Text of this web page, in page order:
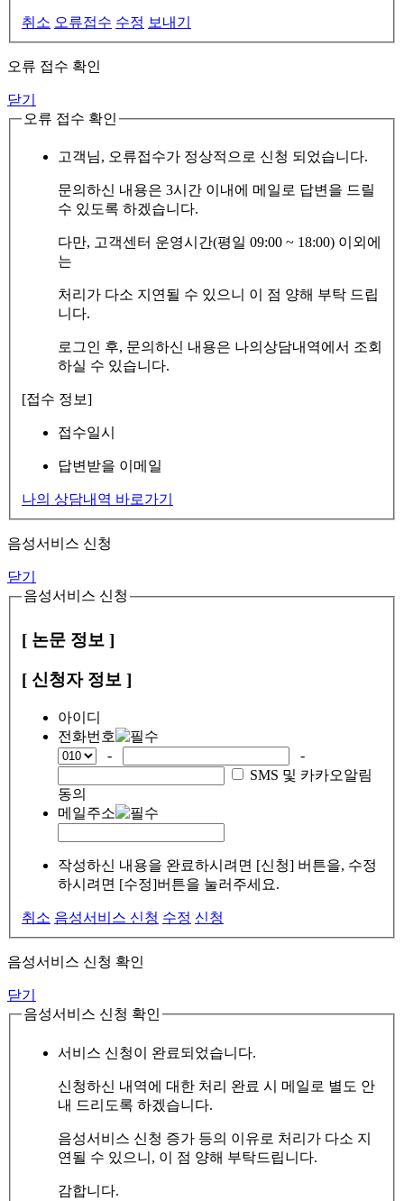
취소 오류접수 수정 보내기
오류 접수 확인
닫기
오류 접수 확인
고객님, 오류접수가 정상적으로 신청 되었습니다.
문의하신 내용은 3시간 이내에 메일로 답변을 드릴
수 있도록 하겠습니다.
다만, 고객센터 운영시간(평일 09:00 ~ 18:00) 이외에
는
처리가 다소 지연될 수 있으니 이 점 양해 부탁 드립
니다.
로그인 후, 문의하신 내용은 나의상담내역에서 조회
하실 수 있습니다.
[접수 정보]
접수일시
답변받을 이메일
나의 상담내역 바로가기
음성서비스 신청
닫기
음성서비스 신청
[ 논문 정보 ]
[ 신청자 정보 ]
아이디
전화번호
-
-
SMS 및 카카오알림
동의
메일주소
작성하신 내용을 완료하시려면 [신청] 버튼을, 수정
하시려면 [수정]버튼을 눌러주세요.
취소 음성서비스 신청 수정 신청
음성서비스 신청 확인
닫기
음성서비스 신청 확인
서비스 신청이 완료되었습니다.
신청하신 내역에 대한 처리 완료 시 메일로 별도 안
내 드리도록 하겠습니다.
음성서비스 신청 증가 등의 이유로 처리가 다소 지
연될 수 있으니, 이 점 양해 부탁드립니다.
감합니다.